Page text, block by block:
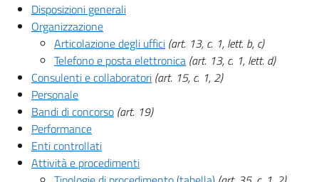
Disposizioni generali
Organizzazione
Articolazione degli uffici (art. 13, c. 1, lett. b, c)
Telefono e posta elettronica (art. 13, c. 1, lett. d)
Consulenti e collaboratori (art. 15, c. 1, 2)
Personale
Bandi di concorso (art. 19)
Performance
Enti controllati
Attività e procedimenti